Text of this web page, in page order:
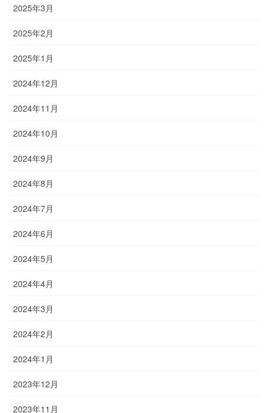
2025年3月
2025年2月
2025年1月
2024年12月
2024年11月
2024年10月
2024年9月
2024年8月
2024年7月
2024年6月
2024年5月
2024年4月
2024年3月
2024年2月
2024年1月
2023年12月
2023年11月